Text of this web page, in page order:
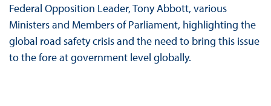
Federal Opposition Leader, Tony Abbott, various
Ministers and Members of Parliament, highlighting the
global road safety crisis and the need to bring this issue
to the fore at government level globally.